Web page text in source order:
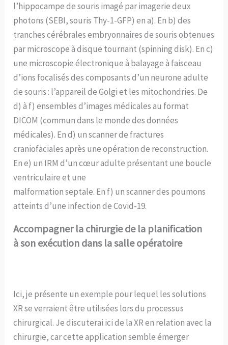
l’hippocampe de souris imagé par imagerie deux
photons (SEBI, souris Thy-1-GFP) en a). En b) des
tranches cérébrales embryonnaires de souris obtenues
par microscope à disque tournant (spinning disk). En c)
une microscopie électronique à balayage à faisceau
d’ions focalisés des composants d’un neurone adulte
de souris : l’appareil de Golgi et les mitochondries. De
d) à f) ensembles d’images médicales au format
DICOM (commun dans le monde des données
médicales). En d) un scanner de fractures
craniofaciales après une opération de reconstruction.
En e) un IRM d’un cœur adulte présentant une boucle
ventriculaire et une
malformation septale. En f) un scanner des poumons
atteints d’une infection de Covid-19.
Accompagner la chirurgie de la planification
à son exécution dans la salle opératoire
Ici, je présente un exemple pour lequel les solutions
XR se verraient être utilisées lors du processus
chirurgical. Je discuterai ici de la XR en relation avec la
chirurgie, car cette application semble émerger